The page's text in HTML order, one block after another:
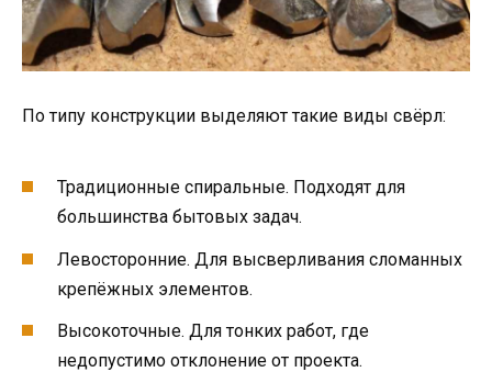
По типу конструкции выделяют такие виды свёрл:
Традиционные спиральные. Подходят для
большинства бытовых задач.
Левосторонние. Для высверливания сломанных
крепёжных элементов.
Высокоточные. Для тонких работ, где
недопустимо отклонение от проекта.